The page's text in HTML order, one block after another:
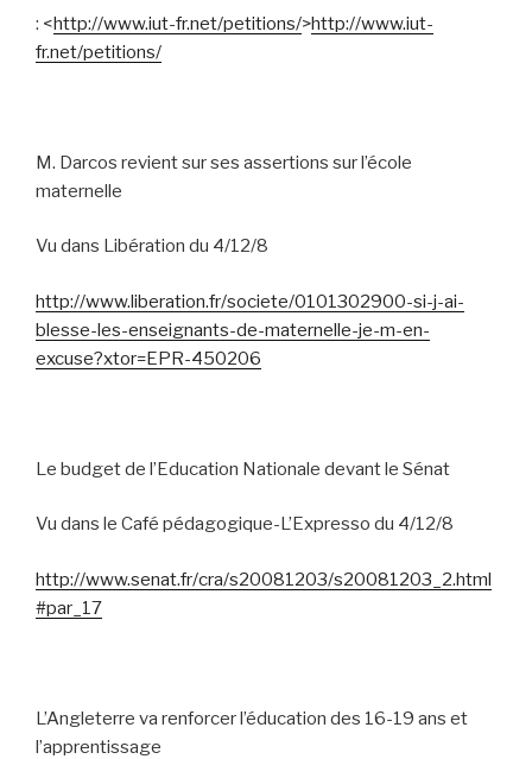
: <http://www.iut-fr.net/petitions/>http://www.iut-
fr.net/petitions/
M. Darcos revient sur ses assertions sur l’école
maternelle
Vu dans Libération du 4/12/8
http://www.liberation.fr/societe/0101302900-si-j-ai-
blesse-les-enseignants-de-maternelle-je-m-en-
excuse?xtor=EPR-450206
Le budget de l’Education Nationale devant le Sénat
Vu dans le Café pédagogique-L’Expresso du 4/12/8
http://www.senat.fr/cra/s20081203/s20081203_2.html
#par_17
L’Angleterre va renforcer l’éducation des 16-19 ans et
l’apprentissage